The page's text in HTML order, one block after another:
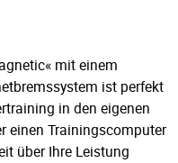
mit einem
ist perfekt
in den eigenen
einen Trainingscomputer
über Ihre Leistung